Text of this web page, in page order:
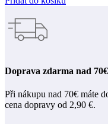
Doprava zdarma nad 70€
Při nákupu nad 70€ máte
cena dopravy od 2,90 €.